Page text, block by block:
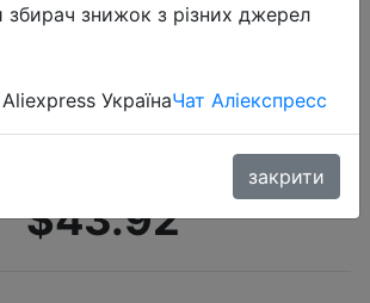
Профессиональная
марафонская
+ подкладка, li ning
спортивная обув…
$43.92
знижок з різних джерел
УкраїнаЧат Аліекспресс
закрити